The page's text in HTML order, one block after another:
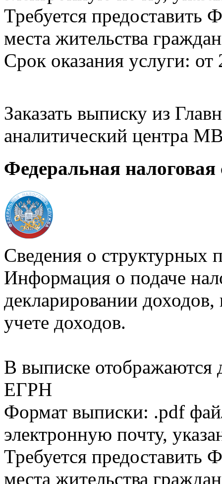
Требуется
места жительства
Срок оказания услуги: от
Заказать выписку из
аналитический центра
Федеральная налоговая
Сведения о структурных
Информация о подаче
декларировании доходов,
учете доходов.
В выписке
ЕГРН
Формат выписки: .pdf
электронную почту,
Требуется
места жительства